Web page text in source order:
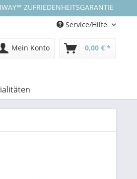
ZUFRIEDENHEITSGARANTIE
Service/Hilfe
Mein Konto 0,00 € *